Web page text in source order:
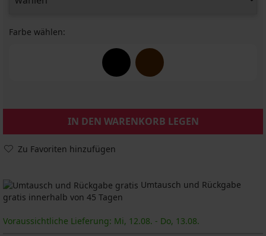
Farbe wählen:
IN DEN WARENKORB LEGEN
Zu Favoriten hinzufügen
Umtausch und Rückgabe
gratis innerhalb von 45 Tagen
Voraussichtliche Lieferung: Mi, 12.08. - Do, 13.08.